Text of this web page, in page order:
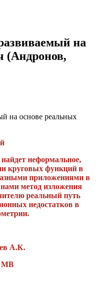
на
(Андронов,
неформальное,
круговых функций в
приложениями в
метод изложения
реальный путь
недостатков в
А.К.
MB